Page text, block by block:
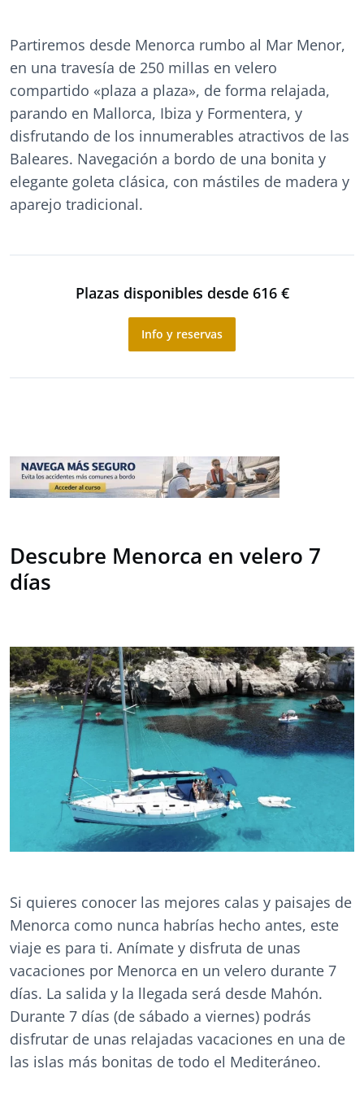
Partiremos desde Menorca rumbo al Mar Menor,
en una travesía de 250 millas en velero
compartido «plaza a plaza», de forma relajada,
parando en Mallorca, Ibiza y Formentera, y
disfrutando de los innumerables atractivos de las
Baleares. Navegación a bordo de una bonita y
elegante goleta clásica, con mástiles de madera y
aparejo tradicional.
Plazas disponibles desde 616 €
Info y reservas
Descubre Menorca en velero 7
días
Si quieres conocer las mejores calas y paisajes de
Menorca como nunca habrías hecho antes, este
viaje es para ti. Anímate y disfruta de unas
vacaciones por Menorca en un velero durante 7
días. La salida y la llegada será desde Mahón.
Durante 7 días (de sábado a viernes) podrás
disfrutar de unas relajadas vacaciones en una de
las islas más bonitas de todo el Mediteráneo.